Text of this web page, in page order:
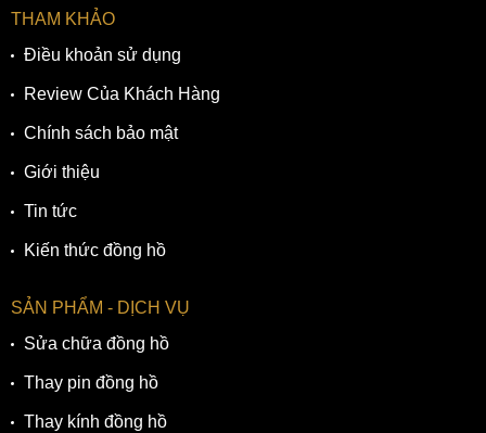
THAM KHẢO
Điều khoản sử dụng
Review Của Khách Hàng
Chính sách bảo mật
Giới thiệu
Tin tức
Kiến thức đồng hồ
SẢN PHẨM - DỊCH VỤ
Sửa chữa đồng hồ
Thay pin đồng hồ
Thay kính đồng hồ